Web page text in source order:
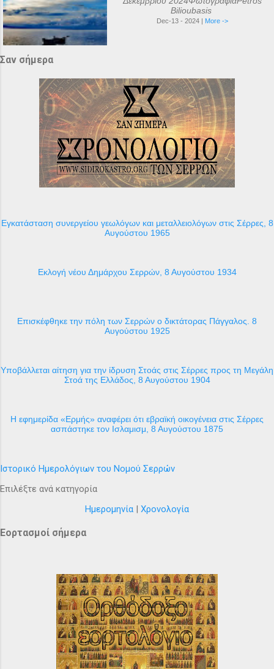
Bilioubasis
Dec-13 - 2024 | More ->
Σαν σήμερα
Εγκατάσταση συνεργείου γεωλόγων και μεταλλειολόγων στις Σέρρες, 8
Αυγούστου 1965
Εκλογή νέου Δημάρχου Σερρών, 8 Αυγούστου 1934
Επισκέφθηκε την πόλη των Σερρών ο δικτάτορας Πάγγαλος. 8
Αυγούστου 1925
Υποβάλλεται αίτηση για την ίδρυση Στοάς στις Σέρρες προς τη Μεγάλη
Στοά της Ελλάδος, 8 Αυγούστου 1904
H εφημερίδα «Ερμής» αναφέρει ότι εβραϊκή οικογένεια στις Σέρρες
ασπάστηκε τον Ισλαμισμ, 8 Αυγούστου 1875
Ιστορικό Ημερολόγιων του Νομού Σερρών
Επιλέξτε ανά κατηγορία
Ημερομηνία | Χρονολογία
Εορτασμοί σήμερα